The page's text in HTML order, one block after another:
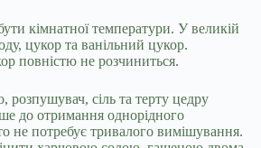
кімнатної температури. У великій
цукор та ванільний цукор.
повністю не розчиниться.
сіль та терту цедру
до отримання однорідного
не потребує тривалого вимішування.